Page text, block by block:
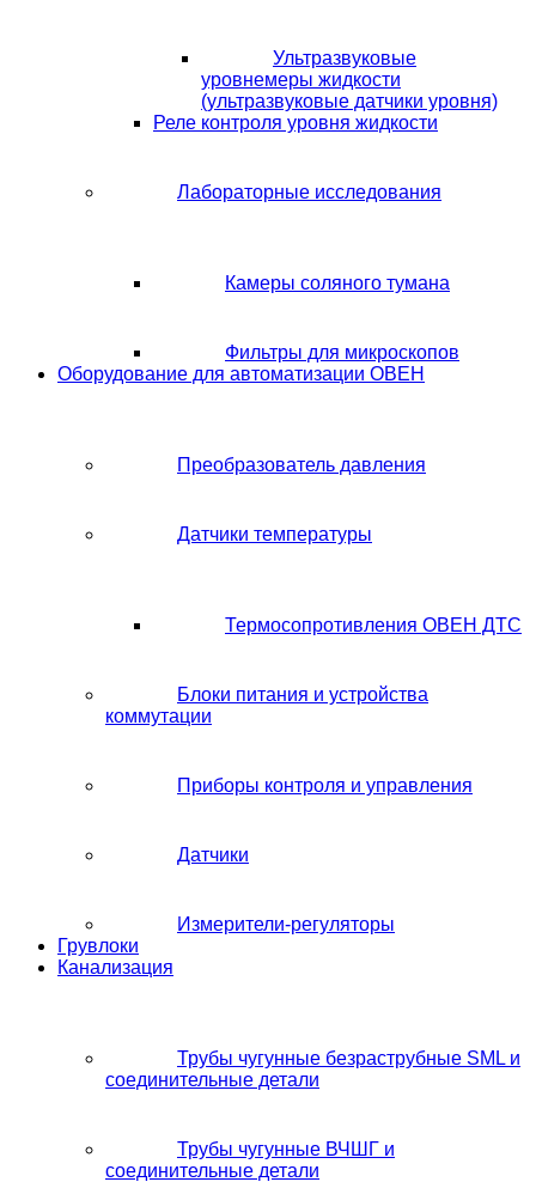
Ультразвуковые
уровнемеры жидкости
(ультразвуковые датчики уровня)
Реле контроля уровня жидкости
Лабораторные исследования
Камеры соляного тумана
Фильтры для микроскопов
Оборудование для автоматизации ОВЕН
Преобразователь давления
Датчики температуры
Термосопротивления ОВЕН ДТС
Блоки питания и устройства
коммутации
Приборы контроля и управления
Датчики
Измерители-регуляторы
Грувлоки
Канализация
Трубы чугунные безраструбные SML и
соединительные детали
Трубы чугунные ВЧШГ и
соединительные детали